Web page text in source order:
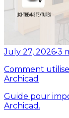
July 27, 2026•3
Comment
Archicad
Guide pour
Archicad.